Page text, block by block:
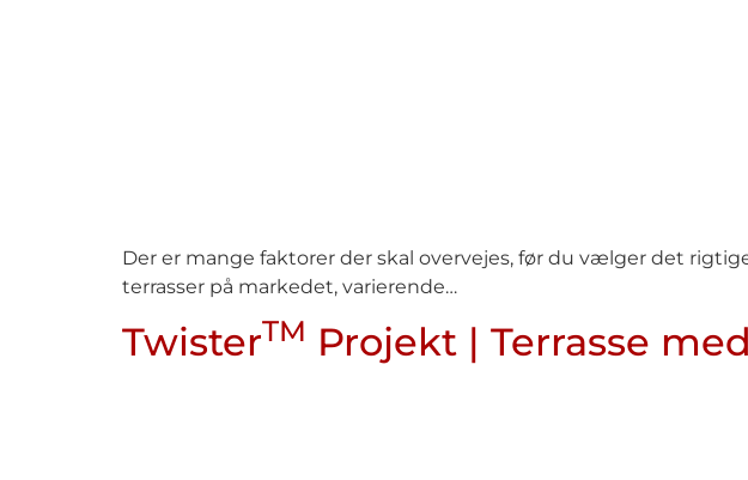
Der er mange faktorer der skal overvejes, før du vælger det
terrasser på markedet, varierende…
TwisterTM Projekt | Terrasse